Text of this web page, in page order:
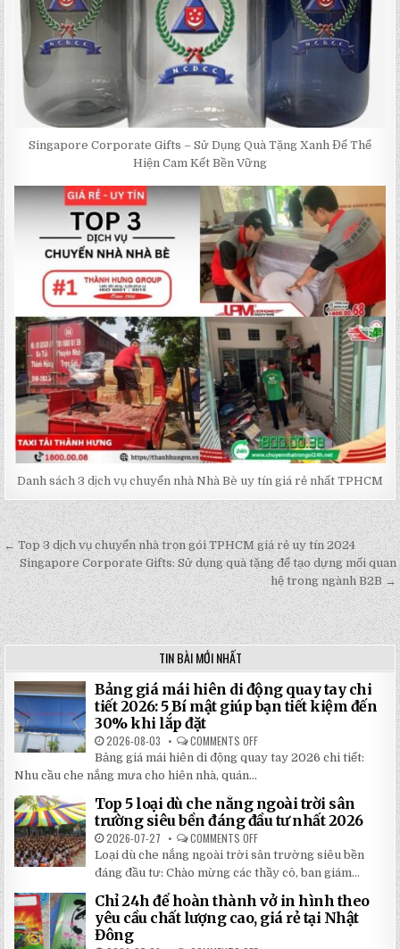
Singapore Corporate Gifts – Sử Dụng Quà Tặng Xanh Để Thể
Hiện Cam Kết Bền Vững
Danh sách 3 dịch vụ chuyển nhà Nhà Bè uy tín giá rẻ nhất TPHCM
Post
navigation
← Top 3 dịch vụ chuyển nhà trọn gói TPHCM giá rẻ uy tín 2024
Singapore Corporate Gifts: Sử dụng quà tặng để tạo dựng mối quan
hệ trong ngành B2B →
TIN BÀI MỚI NHẤT
Bảng giá mái hiên di động quay tay chi
tiết 2026: 5 Bí mật giúp bạn tiết kiệm đến
30% khi lắp đặt
2026-08-03 COMMENTS OFF
BẢNG
GIÁ
ĐỘNG
QUAY
TAY
TIẾT
2026:
5
BÍ
MẬT
GIÚP
BẠN
TIẾT
Bảng giá mái hiên di động quay tay 2026 chi tiết:
Nhu cầu che nắng mưa cho hiên nhà, quán...
Top 5 loại dù che nắng ngoài trời sân
trường siêu bền đáng đầu tư nhất 2026
2026-07-27 COMMENTS OFF
TOP
5
LOẠI
DÙ
CHE
NẮNG
NGOÀI
TRỜI
Loại dù che nắng ngoài trời sân trường siêu bền
đáng đầu tư: Chào mừng các thầy cô, ban giám...
Chỉ 24h để hoàn thành vở in hình theo
yêu cầu chất lượng cao, giá rẻ tại Nhật
Đông